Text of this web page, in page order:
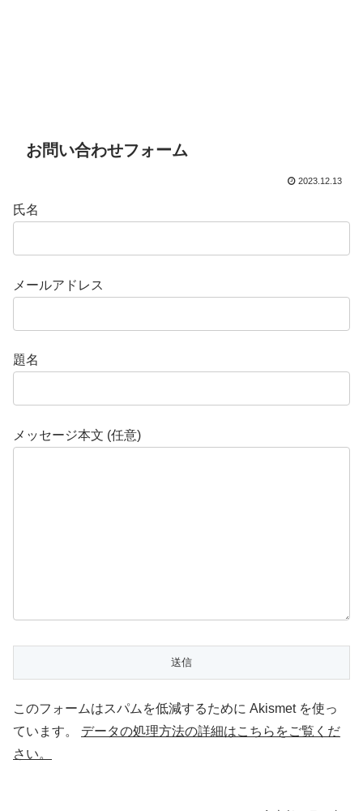
お問い合わせフォーム
2023.12.13
氏名
メールアドレス
題名
メッセージ本文 (任意)
このフォームはスパムを低減するために Akismet を使っ
ています。 データの処理方法の詳細はこちらをご覧くだ
さい。